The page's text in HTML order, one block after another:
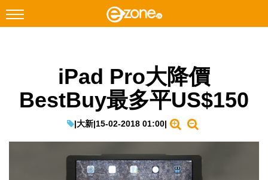
Instagram
科技焦點
遊戲動漫
iPad Pro大降價
BestBuy最多平US$150
|大新|15-02-2018 01:00|